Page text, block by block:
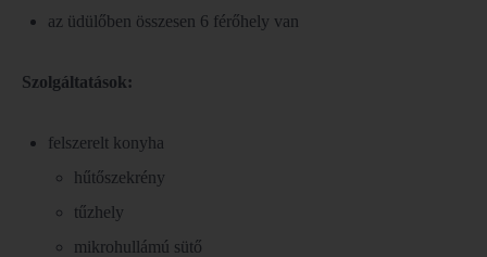
az üdülőben összesen 6 férőhely van
Szolgáltatások:
felszerelt konyha
hűtőszekrény
tűzhely
mikrohullámú sütő